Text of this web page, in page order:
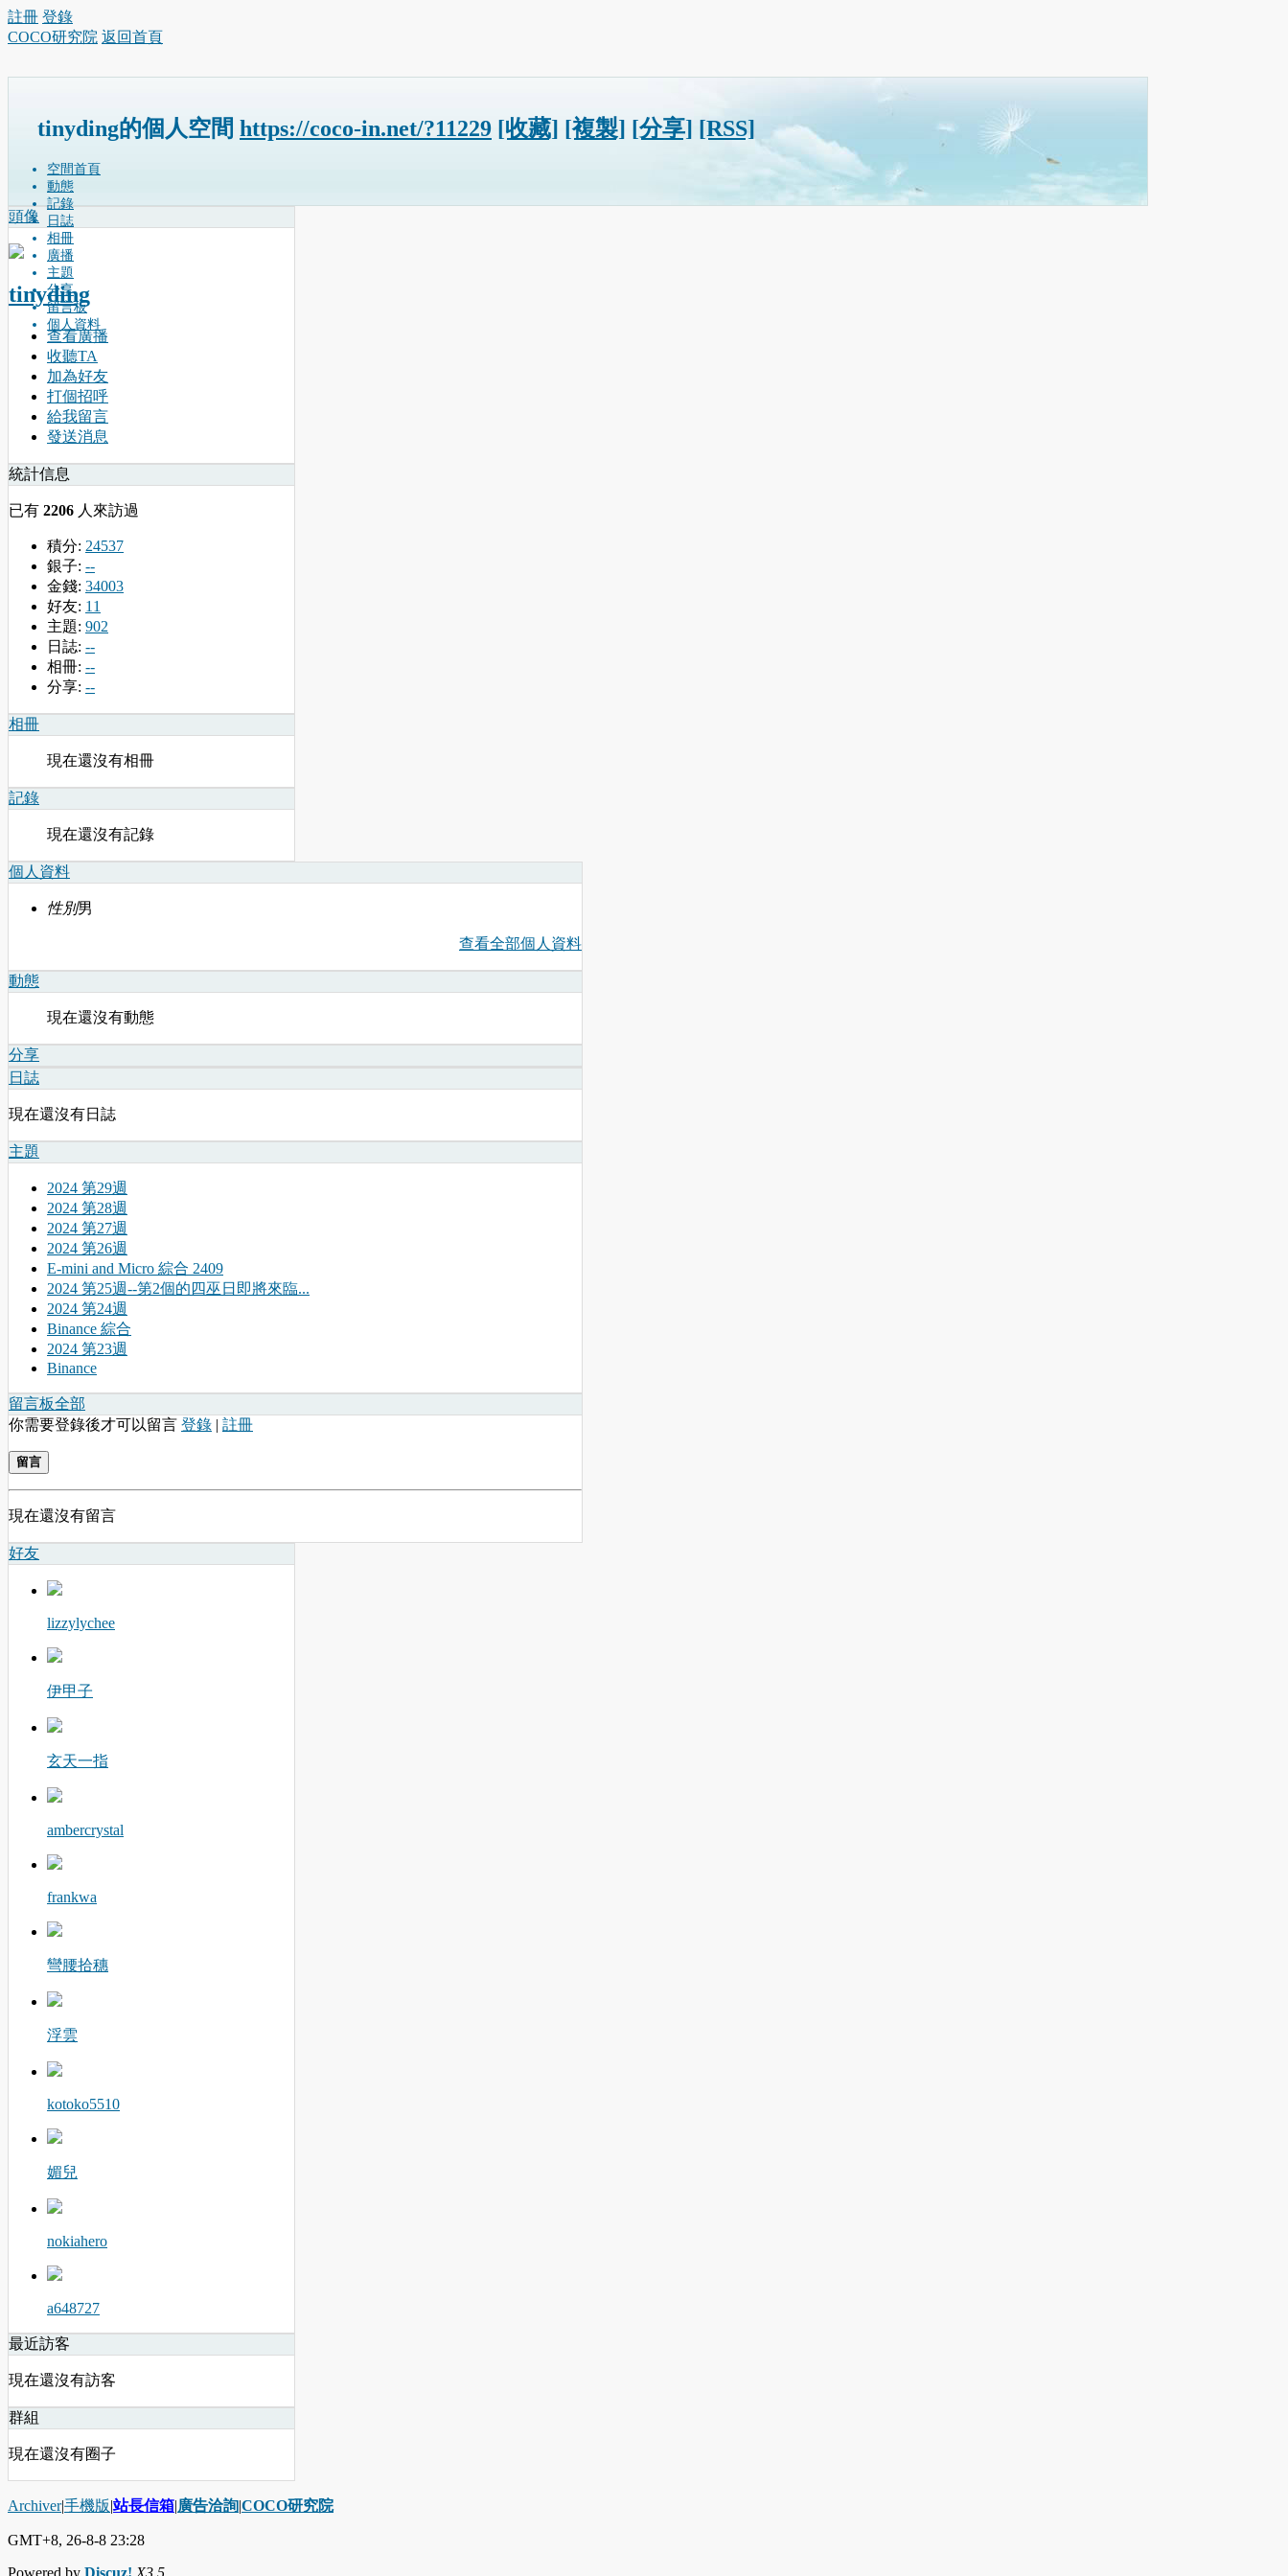
註冊 登錄
COCO研究院 返回首頁
tinyding的個人空間 https://coco-in.net/?11229 [收藏] [複製] [分享] [RSS]
空間首頁
動態
記錄
日誌
相冊
廣播
主題
分享
留言板
個人資料
頭像
tinyding
查看廣播
收聽TA
加為好友
打個招呼
給我留言
發送消息
統計信息
已有 2206 人來訪過
積分: 24537
銀子: --
金錢: 34003
好友: 11
主題: 902
日誌: --
相冊: --
分享: --
相冊
現在還沒有相冊
記錄
現在還沒有記錄
個人資料
性別男
查看全部個人資料
動態
現在還沒有動態
分享
日誌
現在還沒有日誌
主題
2024 第29週
2024 第28週
2024 第27週
2024 第26週
E-mini and Micro 綜合 2409
2024 第25週--第2個的四巫日即將來臨...
2024 第24週
Binance 綜合
2024 第23週
Binance
留言板全部
你需要登錄後才可以留言 登錄 | 註冊
留言
現在還沒有留言
好友
lizzylychee
伊甲子
玄天一指
ambercrystal
frankwa
彎腰拾穗
浮雲
kotoko5510
媚兒
nokiahero
a648727
最近訪客
現在還沒有訪客
群組
現在還沒有圈子
Archiver|手機版|站長信箱|廣告洽詢|COCO研究院
GMT+8, 26-8-8 23:28
Powered by Discuz! X3.5